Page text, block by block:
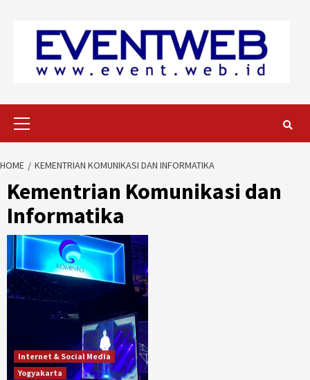
HOME KEMENTRIAN KOMUNIKASI DAN INFORMATIKA
Kementrian Komunikasi dan
Informatika
Internet & Social Media
Yogyakarta